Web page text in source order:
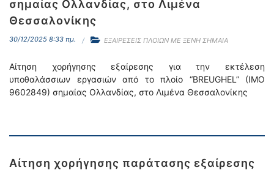
σημαίας Ολλανδίας, στο Λιμένα
Θεσσαλονίκης
30/12/2025 8:33 πμ. ΕΞΑΙΡΕΣΕΙΣ ΠΛΟΙΩΝ ΜΕ ΞΕΝΗ ΣΗΜΑΙΑ
Αίτηση χορήγησης εξαίρεσης για την εκτέλεση
υποθαλάσσιων εργασιών από το πλοίο “BREUGHEL” (IMO
9602849) σημαίας Ολλανδίας, στο Λιμένα Θεσσαλονίκης
Αίτηση χορήγησης παράτασης εξαίρεσης